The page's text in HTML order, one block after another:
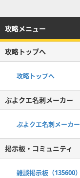
攻略メニュー
攻略トップへ
攻略トップへ
ぷよクエ名刺メーカー
ぷよクエ名刺メーカー
掲示板・コミュニティ
雑談掲示板（135600）